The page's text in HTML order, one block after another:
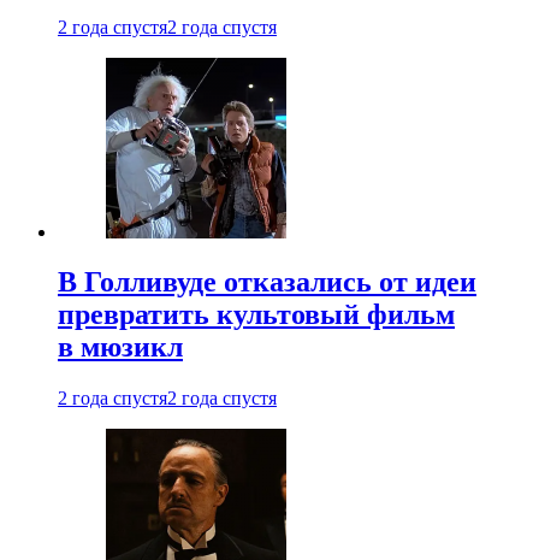
2 года спустя2 года спустя
В Голливуде отказались от идеи
превратить культовый фильм
в мюзикл
2 года спустя2 года спустя